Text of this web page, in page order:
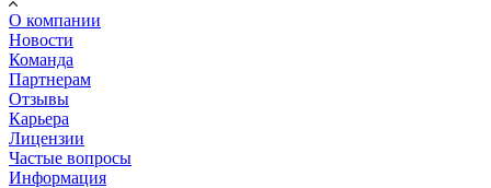
О компании
Новости
Команда
Партнерам
Отзывы
Карьера
Лицензии
Частые вопросы
Информация